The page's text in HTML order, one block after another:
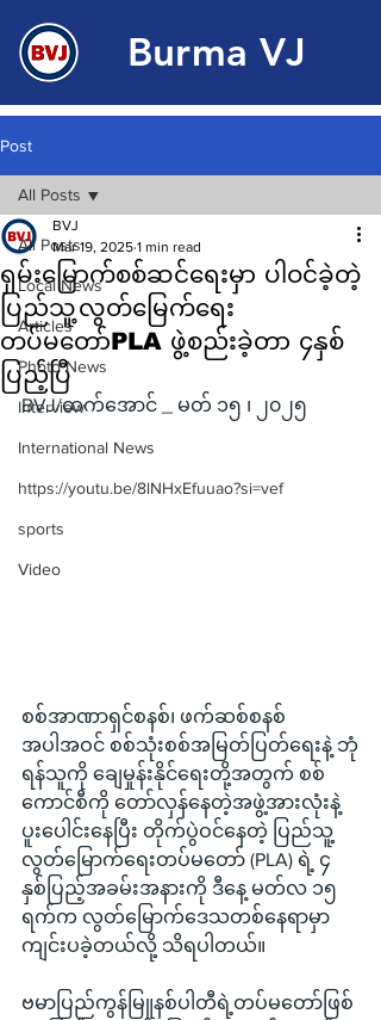
Burma VJ
Post
All Posts
Local News
Articles
Photo News
Interview
International News
https://youtu.be/8lNHxEfuuao?si=vef
sports
Video
All Posts
ရှမ်းမြောက်စစ်ဆင်ရေးမှာ ပါဝင်ခဲ့တဲ့
ပြည်သူ့လွတ်မြေက်ရေး
တပ်မတော်PLA ဖွဲ့စည်းခဲ့တာ ၄နှစ်
ပြည့်ပြီ
BVJ
Mar 19, 2025 1 min read
BVJ/ထက်အောင် _ မတ် ၁၅ ၊ ၂၀၂၅
စစ်အာဏာရှင်စနစ်၊ ဖက်ဆစ်စနစ်
အပါအဝင် စစ်သုံးစစ်အမြတ်ပြတ်ရေးနဲ့ ဘုံ
ရန်သူကို ချေမှုန်းနိုင်ရေးတို့အတွက် စစ်
ကောင်စီကို တော်လှန်နေတဲ့အဖွဲ့အားလုံးနဲ့
ပူးပေါင်းနေပြီး တိုက်ပွဲဝင်နေတဲ့ ပြည်သူ့
လွတ်မြောက်ရေးတပ်မတော် (PLA) ရဲ့ ၄
နှစ်ပြည့်အခမ်းအနားကို ဒီနေ့ မတ်လ ၁၅
ရက်က လွတ်မြောက်ဒေသတစ်နေရာမှာ
ကျင်းပခဲ့တယ်လို့ သိရပါတယ်။
ဗမာပြည်ကွန်မြူနစ်ပါတီရဲ့တပ်မတော်ဖြစ်